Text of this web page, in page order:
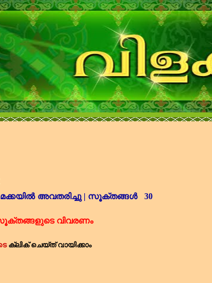
മക്കയിൽ അവതരിച്ചു | സൂക്തങ്ങൾ 30
വിവരണം
ക്ലിക് ചെയ്ത് വായിക്കാം